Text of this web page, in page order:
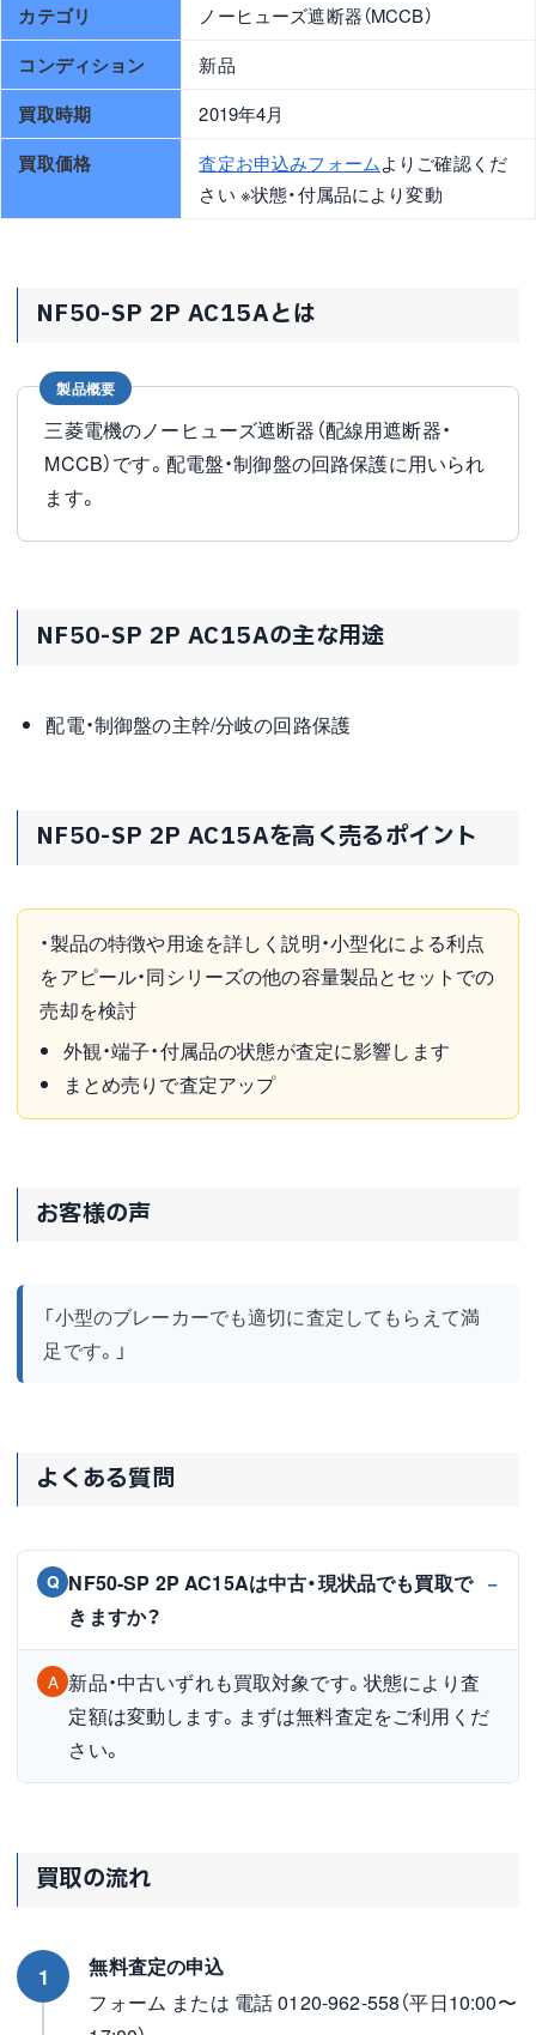
カテゴリ ノーヒューズ遮断器（MCCB）
コンディション 新品
買取時期 2019年4月
買取価格 査定お申込みフォームよりご確認くだ
さい ※状態・付属品により変動
NF50-SP 2P AC15Aとは
製品概要
三菱電機のノーヒューズ遮断器（配線用遮断器・
MCCB）です。配電盤・制御盤の回路保護に用いられ
ます。
NF50-SP 2P AC15Aの主な用途
配電・制御盤の主幹/分岐の回路保護
NF50-SP 2P AC15Aを高く売るポイント
・製品の特徴や用途を詳しく説明・小型化による利点
をアピール・同シリーズの他の容量製品とセットでの
売却を検討
外観・端子・付属品の状態が査定に影響します
まとめ売りで査定アップ
お客様の声
「小型のブレーカーでも適切に査定してもらえて満
足です。」
よくある質問
Q NF50-SP 2P AC15Aは中古・現状品でも買取で
きますか？
A 新品・中古いずれも買取対象です。状態により査
定額は変動します。まずは無料査定をご利用くだ
さい。
買取の流れ
1
無料査定の申込
フォーム または 電話 0120-962-558（平日10:00〜